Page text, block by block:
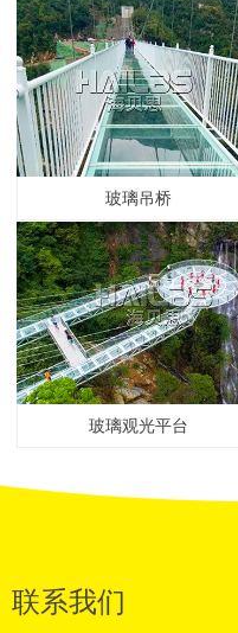
玻璃吊桥
玻璃观光平台
联系我们